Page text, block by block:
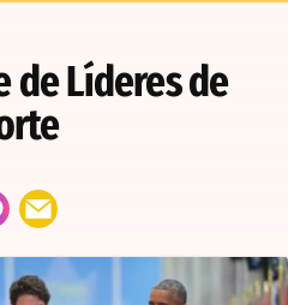
de Líderes de